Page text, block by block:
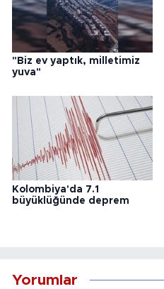
"Biz ev yaptık, milletimiz
yuva"
Kolombiya'da 7.1
büyüklüğünde deprem
Yorumlar